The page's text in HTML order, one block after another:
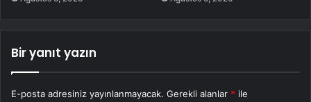
Bir yanıt yazın
E-posta adresiniz yayınlanmayacak. Gerekli alanlar * ile